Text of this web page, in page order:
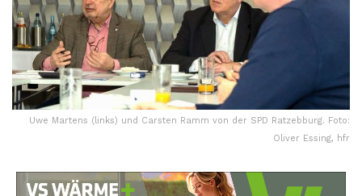
Uwe Martens (links) und Carsten Ramm von der SPD Ratzebburg. Foto:
Oliver Essing, hfr